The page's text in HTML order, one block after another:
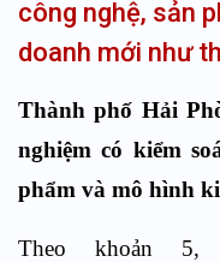
công nghệ, sản
doanh mới như
Thành phố Hải
nghiệm có kiểm
phẩm và mô hình
Theo khoản 5,